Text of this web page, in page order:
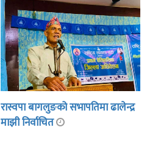
रास्वपा बागलुङको सभापतिमा ढालेन्द्र
माझी निर्वाचित